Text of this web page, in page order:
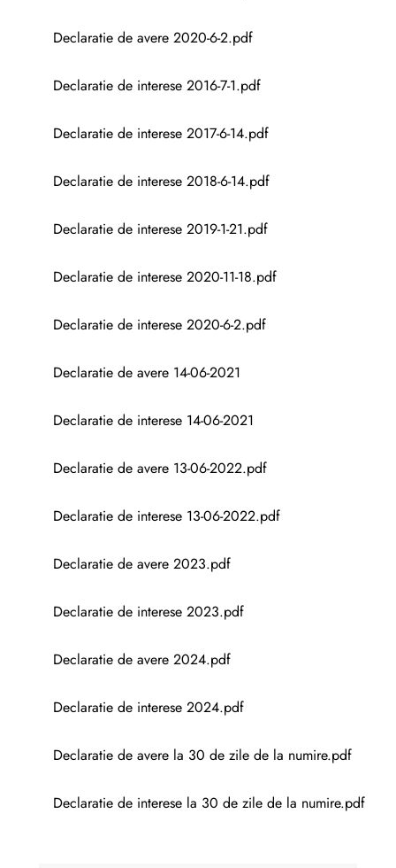
Declaratie de avere 2020-6-2.pdf
Declaratie de interese 2016-7-1.pdf
Declaratie de interese 2017-6-14.pdf
Declaratie de interese 2018-6-14.pdf
Declaratie de interese 2019-1-21.pdf
Declaratie de interese 2020-11-18.pdf
Declaratie de interese 2020-6-2.pdf
Declaratie de avere 14-06-2021
Declaratie de interese 14-06-2021
Declaratie de avere 13-06-2022.pdf
Declaratie de interese 13-06-2022.pdf
Declaratie de avere 2023.pdf
Declaratie de interese 2023.pdf
Declaratie de avere 2024.pdf
Declaratie de interese 2024.pdf
Declaratie de avere la 30 de zile de la numire.pdf
Declaratie de interese la 30 de zile de la numire.pdf